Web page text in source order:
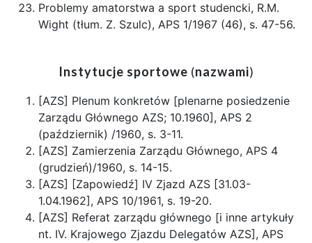
Problemy amatorstwa a sport studencki, R.M.
Wight (tłum. Z. Szulc), APS 1/1967 (46), s. 47-56.
Instytucje sportowe (nazwami)
[AZS] Plenum konkretów [plenarne posiedzenie
Zarządu Głównego AZS; 10.1960], APS 2
(październik) /1960, s. 3-11.
[AZS] Zamierzenia Zarządu Głównego, APS 4
(grudzień)/1960, s. 14-15.
[AZS] [Zapowiedź] IV Zjazd AZS [31.03-
1.04.1962], APS 10/1961, s. 19-20.
[AZS] Referat zarządu głównego [i inne artykuły
nt. IV. Krajowego Zjazdu Delegatów AZS], APS